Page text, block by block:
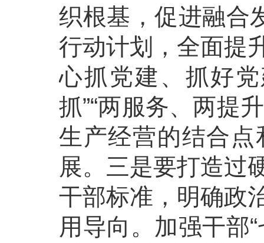
织根基，促进融合
行动计划，全面提
心抓党建、抓好
抓”“两服务、两提
生产经营的结合
展。三是要打造过
干部标准，明确政
用导向。加强干部